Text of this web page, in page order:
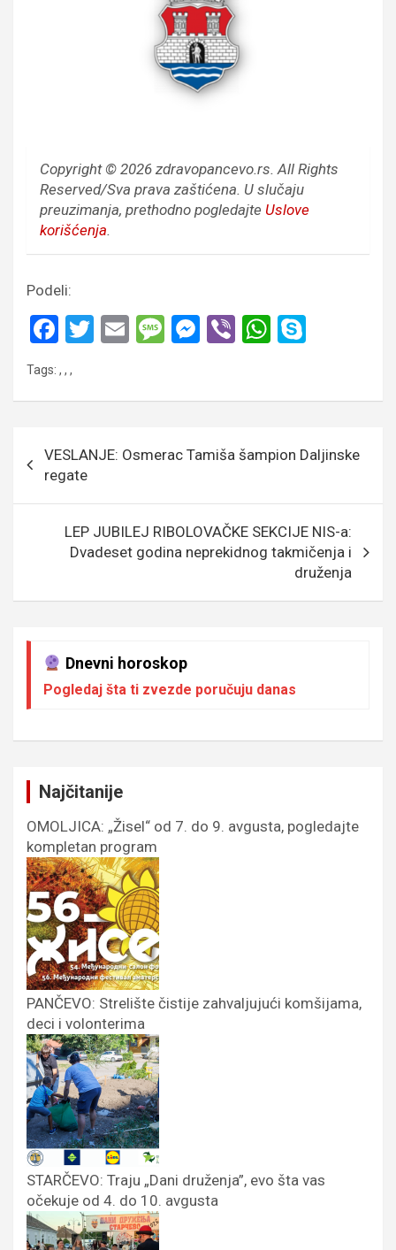
Copyright © 2026 zdravopancevo.rs. All Rights
Reserved/Sva prava zaštićena. U slučaju
preuzimanja, prethodno pogledajte Uslove
korišćenja.
Podeli:
F
ce
o
o
k
T
E
M
e
M
er
Vi W
A
p
p
Tags: , , ,
чланка
VESLANJE: Osmerac Tamiša šampion Daljinske
regate
LEP JUBILEJ RIBOLOVAČKE SEKCIJE NIS-a:
Dvadeset godina neprekidnog takmičenja i
druženja
Dnevni horoskop
Pogledaj šta ti zvezde poručuju danas
Najčitanije
OMOLJICA: „Žisel“ od 7. do 9. avgusta, pogledajte
kompletan program
PANČEVO: Strelište čistije zahvaljujući komšijama,
deci i volonterima
STARČEVO: Traju „Dani druženja”, evo šta vas
očekuje od 4. do 10. avgusta